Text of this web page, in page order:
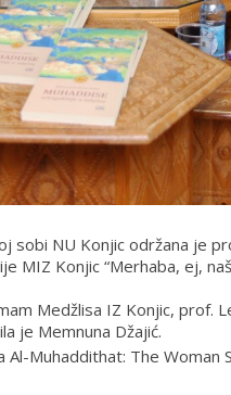
NU Konjic održana je
MIZ Konjic “Merhaba, ej,
Medžlisa IZ Konjic, prof.
je Memnuna Džajić.
Al-Muhaddithat: The Woman